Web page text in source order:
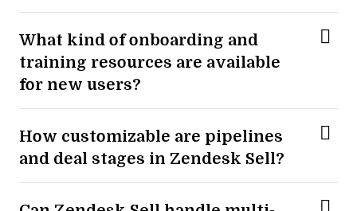
What kind of onboarding and
training resources are available
for new users?
How customizable are pipelines
and deal stages in Zendesk Sell?